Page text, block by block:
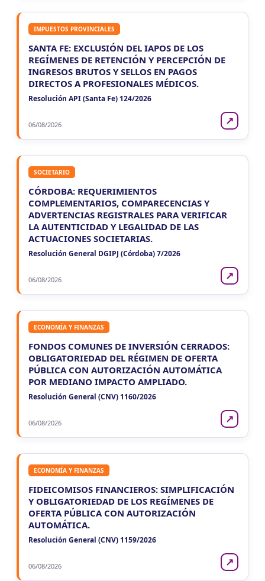
IMPUESTOS PROVINCIALES
SANTA FE: EXCLUSIÓN DEL IAPOS DE LOS
REGÍMENES DE RETENCIÓN Y PERCEPCIÓN DE
INGRESOS BRUTOS Y SELLOS EN PAGOS
DIRECTOS A PROFESIONALES MÉDICOS.
Resolución API (Santa Fe) 124/2026
06/08/2026 ↗
SOCIETARIO
CÓRDOBA: REQUERIMIENTOS
COMPLEMENTARIOS, COMPARECENCIAS Y
ADVERTENCIAS REGISTRALES PARA VERIFICAR
LA AUTENTICIDAD Y LEGALIDAD DE LAS
ACTUACIONES SOCIETARIAS.
Resolución General DGIPJ (Córdoba) 7/2026
06/08/2026 ↗
ECONOMÍA Y FINANZAS
FONDOS COMUNES DE INVERSIÓN CERRADOS:
OBLIGATORIEDAD DEL RÉGIMEN DE OFERTA
PÚBLICA CON AUTORIZACIÓN AUTOMÁTICA
POR MEDIANO IMPACTO AMPLIADO.
Resolución General (CNV) 1160/2026
06/08/2026 ↗
ECONOMÍA Y FINANZAS
FIDEICOMISOS FINANCIEROS: SIMPLIFICACIÓN
Y OBLIGATORIEDAD DE LOS REGÍMENES DE
OFERTA PÚBLICA CON AUTORIZACIÓN
AUTOMÁTICA.
Resolución General (CNV) 1159/2026
06/08/2026 ↗